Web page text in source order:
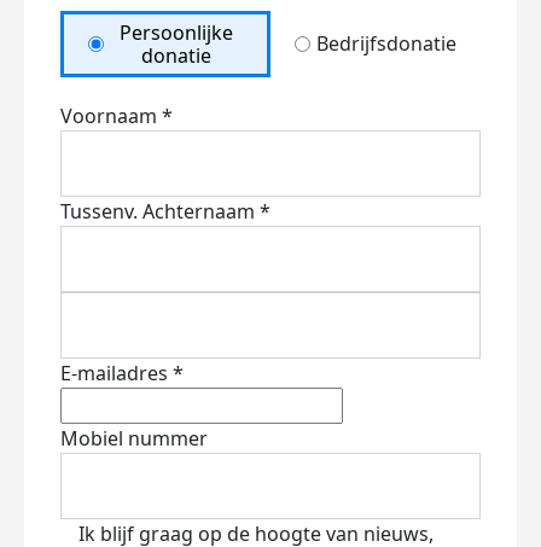
Persoonlijke
donatie
Bedrijfsdonatie
Voornaam *
Tussenv. Achternaam *
E-mailadres *
Mobiel nummer
Ik blijf graag op de hoogte van nieuws,